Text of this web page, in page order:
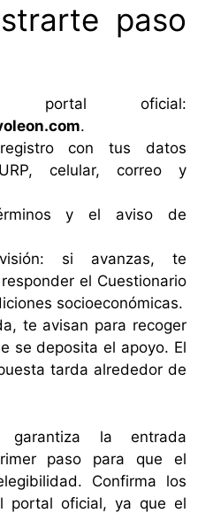
paso
portal oficial:
.
con tus datos
celular, correo y
y el aviso de
si avanzas, te
el Cuestionario
socioeconómicas.
te avisan para recoger
se deposita el apoyo. El
tarda alrededor de
la entrada
paso para que el
Confirma los
portal oficial, ya que el